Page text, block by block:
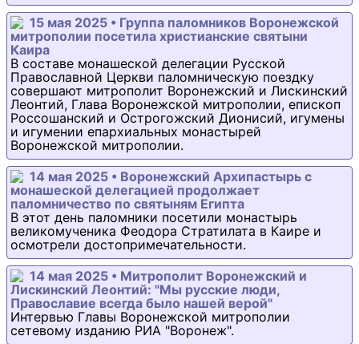
15 мая 2025 • Группа паломников Воронежской
митрополии посетила христианские святыни
Каира
В составе монашеской делегации Русской
Православной Церкви паломническую поездку
совершают митрополит Воронежский и Лискинский
Леонтий, Глава Воронежской митрополии, епископ
Россошанский и Острогожский Дионисий, игумены
и игумении епархиальных монастырей
Воронежской митрополии.
14 мая 2025 • Воронежский Архипастырь с
монашеской делегацией продолжает
паломничество по святыням Египта
В этот день паломники посетили монастырь
великомученика Феодора Стратилата в Каире и
осмотрели достопримечательности.
14 мая 2025 • Митрополит Воронежский и
Лискинский Леонтий: "Мы русские люди,
Православие всегда было нашей верой"
Интервью Главы Воронежской митрополии
сетевому изданию РИА "Воронеж".